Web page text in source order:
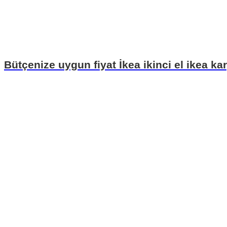
Bütçenize uygun fiyat İkea ikinci el ikea